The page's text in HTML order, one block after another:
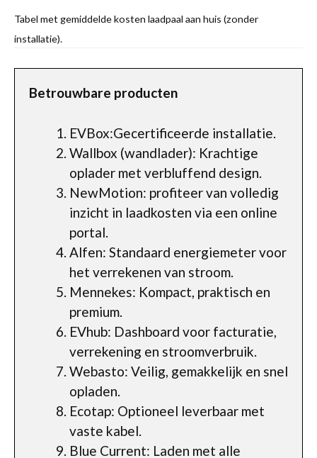
Tabel met gemiddelde kosten laadpaal aan huis (zonder
installatie).
Betrouwbare producten
EVBox:Gecertificeerde installatie.
Wallbox (wandlader): Krachtige
oplader met verbluffend design.
NewMotion: profiteer van volledig
inzicht in laadkosten via een online
portal.
Alfen: Standaard energiemeter voor
het verrekenen van stroom.
Mennekes: Kompact, praktisch en
premium.
EVhub: Dashboard voor facturatie,
verrekening en stroomverbruik.
Webasto: Veilig, gemakkelijk en snel
opladen.
Ecotap: Optioneel leverbaar met
vaste kabel.
Blue Current: Laden met alle